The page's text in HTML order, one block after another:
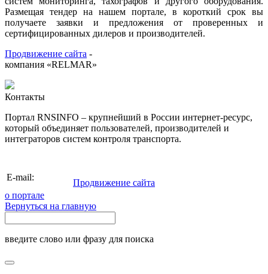
Размещая тендер на нашем портале, в короткий срок вы
получаете заявки и предложения от проверенных и
сертифицированных дилеров и производителей.
Продвижение сайта -
компания «RELMAR»
Контакты
Портал RNSINFO – крупнейший в России интернет-ресурс,
который объединяет пользователей, производителей и
интеграторов систем контроля транспорта.
E-mail:
Продвижение сайта
о портале
Вернуться на главную
введите слово или фразу для поиска